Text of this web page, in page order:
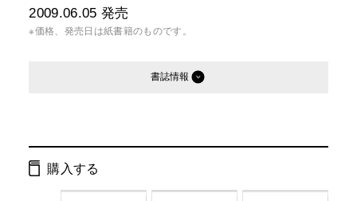
2009.06.05 発売
※価格、発売日は紙書籍のものです。
書誌情報
ISBN： 9784344413108
購入する